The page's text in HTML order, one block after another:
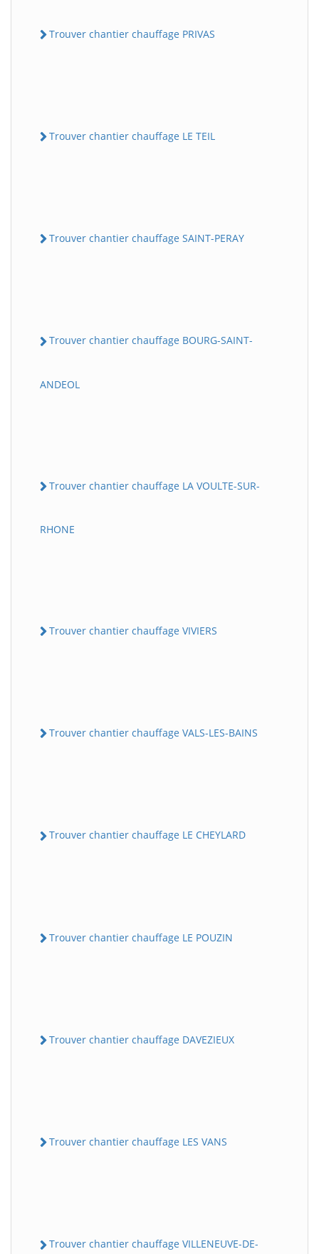
Trouver chantier chauffage PRIVAS
Trouver chantier chauffage LE TEIL
Trouver chantier chauffage SAINT-PERAY
Trouver chantier chauffage BOURG-SAINT-
ANDEOL
Trouver chantier chauffage LA VOULTE-SUR-
RHONE
Trouver chantier chauffage VIVIERS
Trouver chantier chauffage VALS-LES-BAINS
Trouver chantier chauffage LE CHEYLARD
Trouver chantier chauffage LE POUZIN
Trouver chantier chauffage DAVEZIEUX
Trouver chantier chauffage LES VANS
Trouver chantier chauffage VILLENEUVE-DE-